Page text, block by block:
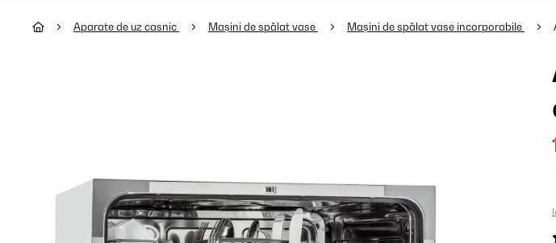
Aparate de uz casnic Mașini de spălat vase Mașini de spălat vase incorporabile